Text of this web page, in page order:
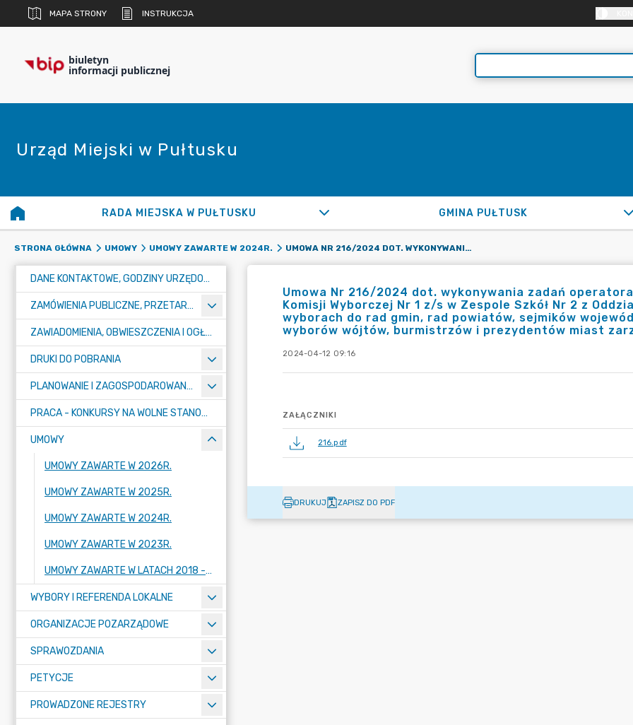
MAPA STRONY INSTRUKCJA
biuletyn
informacji publicznej
Urząd Miejski w Pułtusku
RADA MIEJSKA W PUŁTUSKU GMINA PUŁTUSK
STRONA GŁÓWNA UMOWY UMOWY ZAWARTE W 2024R. UMOWA NR 216/2024 DOT. WYKONYWANIA ZADAŃ OPERATORA OBSŁUGI INFORMATYCZNEJ OBWODOWEJ KOMISJI WYBORCZEJ NR 1 Z/S W ZESPOLE SZKÓŁ NR 2 Z ODDZIAŁAMI INTEGRACYJNYMI W PUŁTUSKU W WYBORACH DO RAD GMIN, RAD POWIATÓW, SEJMIKÓW WOJEWÓDZTW I RAD DZIELNIC M.ST. WARSZAWY ORAZ WYBORÓW WÓJTÓW, BURMISTRZÓW I PREZYDENTÓW MIAST ZARZĄDZONYCH NA DZIEŃ 7.04.2024R.
DANE KONTAKTOWE, GODZINY URZĘDOWANIA I NUMER KONTA BANKOWEGO
ZAMÓWIENIA PUBLICZNE, PRZETARGI, KONKURSY
ZAWIADOMIENIA, OBWIESZCZENIA I OGŁOSZENIA
DRUKI DO POBRANIA
PLANOWANIE I ZAGOSPODAROWANIE PRZESTRZENNE
PRACA - KONKURSY NA WOLNE STANOWISKA
UMOWY
UMOWY ZAWARTE W 2026R.
UMOWY ZAWARTE W 2025R.
UMOWY ZAWARTE W 2024R.
UMOWY ZAWARTE W 2023R.
UMOWY ZAWARTE W LATACH 2018 - 2022
WYBORY I REFERENDA LOKALNE
ORGANIZACJE POZARZĄDOWE
SPRAWOZDANIA
PETYCJE
PROWADZONE REJESTRY
Umowa Nr 216/2024 dot. wykonywania zadań
Komisji Wyborczej Nr 1 z/s w Zespole Szkół Nr 2 z
wyborach do rad gmin, rad powiatów, sejmików
wyborów wójtów, burmistrzów i prezydentów miast
2024-04-12 09:16
ZAŁĄCZNIKI
216.pdf
DRUKUJ ZAPISZ DO PDF